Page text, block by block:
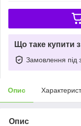
Що таке купити
Замовлення під
Опис
Опис